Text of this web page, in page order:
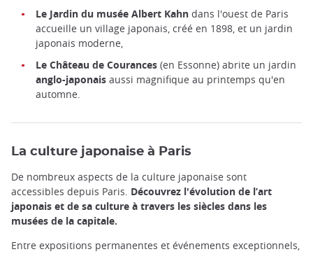
Le Jardin du musée Albert Kahn dans l'ouest de Paris
accueille un village japonais, créé en 1898, et un jardin
japonais moderne,
Le Château de Courances (en Essonne) abrite un jardin
anglo-japonais aussi magnifique au printemps qu'en
automne.
La culture japonaise à Paris
De nombreux aspects de la culture japonaise sont
accessibles depuis Paris. Découvrez l'évolution de l’art
japonais et de sa culture à travers les siècles dans les
musées de la capitale.
Entre expositions permanentes et événements exceptionnels,